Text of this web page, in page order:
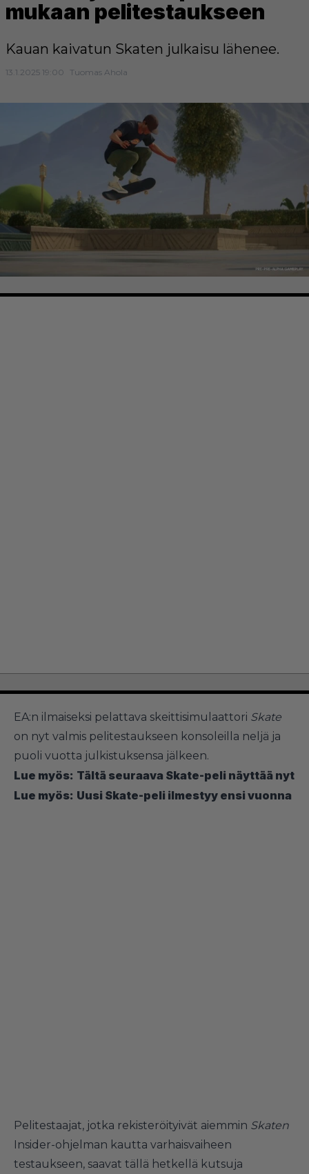
mukaan pelitestaukseen
Kauan kaivatun Skaten julkaisu lähenee.
13.1.2025 19:00 Tuomas Ahola
EA:n ilmaiseksi pelattava skeittisimulaattori Skate
on nyt valmis pelitestaukseen konsoleilla neljä ja
puoli vuotta julkistuksensa jälkeen.
Lue myös: Tältä seuraava Skate-peli näyttää nyt
Lue myös: Uusi Skate-peli ilmestyy ensi vuonna
Pelitestaajat, jotka rekisteröityivät aiemmin Skaten
Insider-ohjelman kautta varhaisvaiheen
testaukseen, saavat tällä hetkellä kutsuja